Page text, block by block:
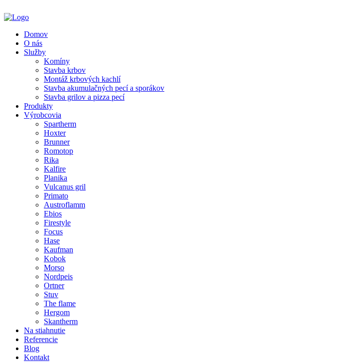
Domov
O nás
Služby
Komíny
Stavba krbov
Montáž krbových kachlí
Stavba akumulačných pecí a sporákov
Stavba grilov a pizza pecí
Produkty
Výrobcovia
Spartherm
Hoxter
Brunner
Romotop
Rika
Kalfire
Planika
Vulcanus gril
Primato
Austroflamm
Ebios
Firestyle
Focus
Hase
Kaufman
Kobok
Morso
Nordpeis
Ortner
Stuv
The flame
Hergom
Skantherm
Na stiahnutie
Referencie
Blog
Kontakt